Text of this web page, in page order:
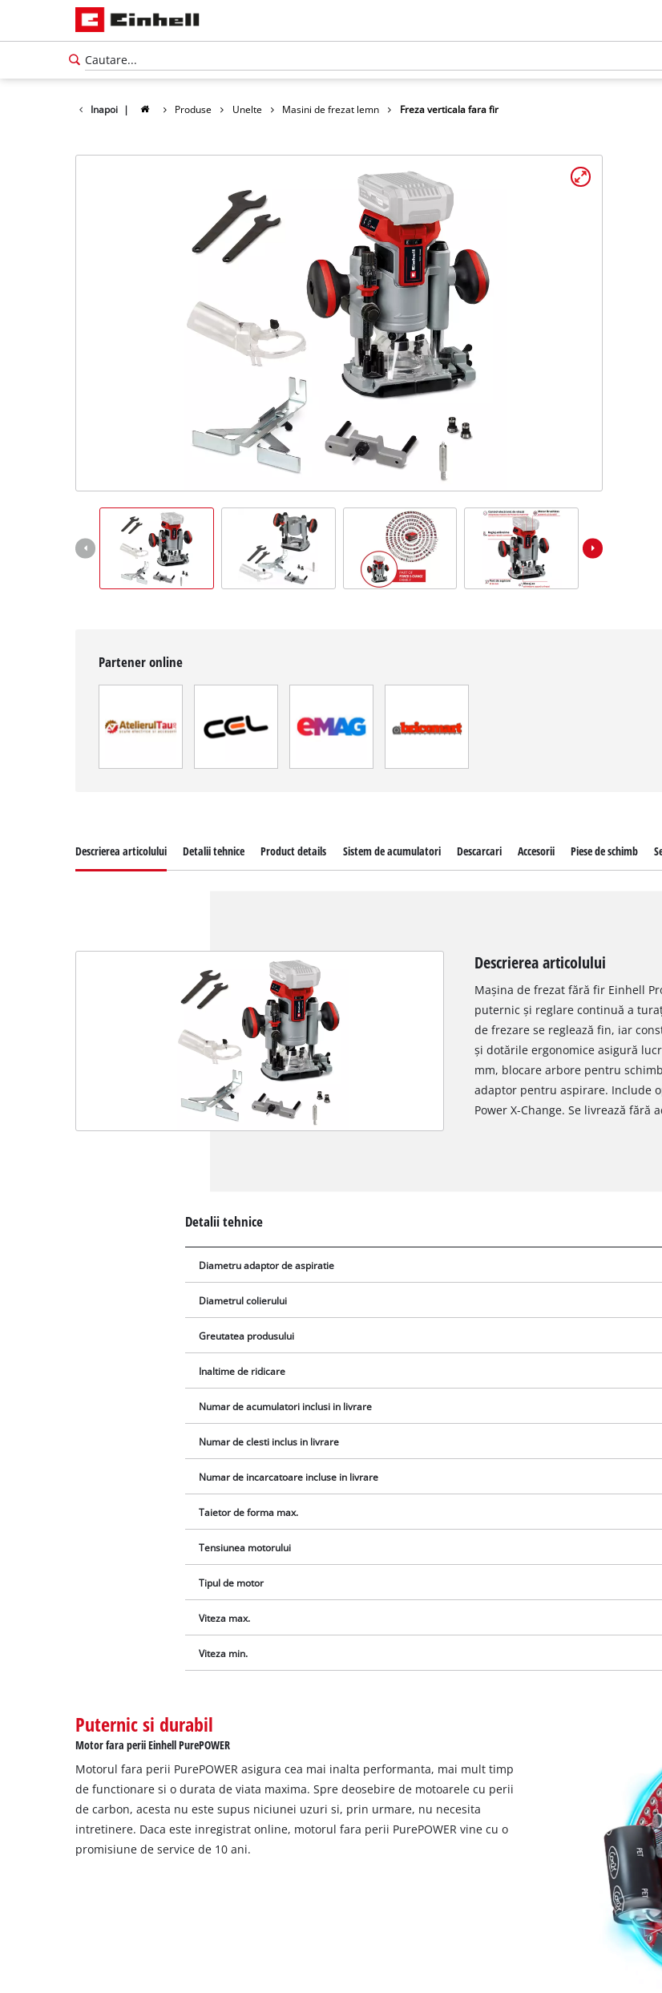
Inapoi | Produse Unelte Masini de frezat lemn Freza verticala fara fir
Partener online
This content is not permitted to load due
to trackers that are not disclosed to the
visitor. The website owner needs to setup
the site with their CMP to add this content
to the list of technologies used.
Usercentrics Consent
Descrierea articolului Detalii tehnice Product details Sistem de acumulatori Descarcari Accesorii Piese de schimb
Descrierea articolului
Mașina de frezat fără fir Einhell
puternic și reglare continuă a
de frezare se reglează fin, iar
și dotările ergonomice asigură
mm, blocare arbore pentru
adaptor pentru aspirare. Include
Power X-Change. Se livrează fără
Detalii tehnice
Diametru adaptor de aspiratie
Diametrul colierului
Greutatea produsului
Inaltime de ridicare
Numar de acumulatori inclusi in livrare
Numar de clesti inclus in livrare
Numar de incarcatoare incluse in livrare
Taietor de forma max.
Tensiunea motorului
Tipul de motor
Viteza max.
Viteza min.
Puternic si durabil
Motor fara perii Einhell PurePOWER
Motorul fara perii PurePOWER asigura cea mai inalta performanta, mai mult timp
de functionare si o durata de viata maxima. Spre deosebire de motoarele cu perii
de carbon, acesta nu este supus niciunei uzuri si, prin urmare, nu necesita
intretinere. Daca este inregistrat online, motorul fara perii PurePOWER vine cu o
promisiune de service de 10 ani.